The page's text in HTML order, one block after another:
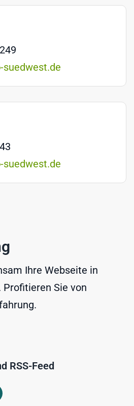
suedwest.de
suedwest.de
Ihre Webseite in
Profitieren Sie von
RSS-Feed